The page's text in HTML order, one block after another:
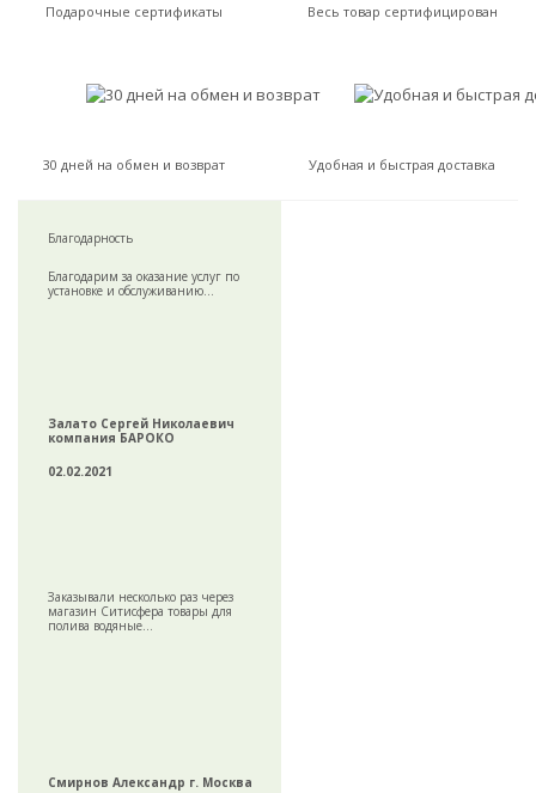
Подарочные сертификаты Весь товар сертифицирован
30 дней на обмен и возврат Удобная и быстрая доставка
Благодарность
Благодарим за оказание услуг по
установке и обслуживанию...
Залато Сергей Николаевич
компания БАРОКО
02.02.2021
Заказывали несколько раз через
магазин Ситисфера товары для
полива водяные...
Смирнов Александр г. Москва